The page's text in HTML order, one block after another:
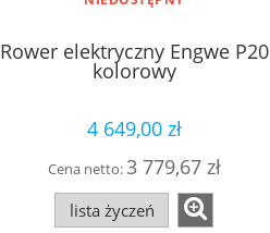
Rower elektryczny Engwe P20
kolorowy
4 649,00 zł
Cena netto:3 779,67 zł
lista życzeń